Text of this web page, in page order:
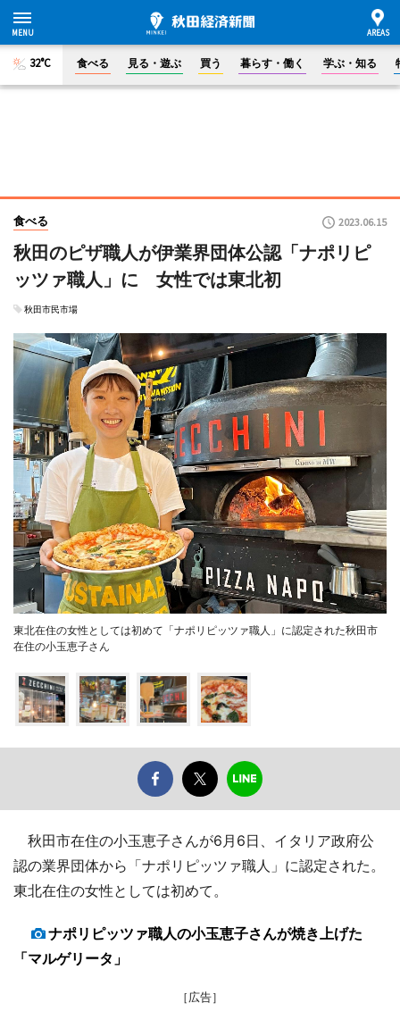
32°C 食べる 見る・遊ぶ 買う 暮らす・働く 学ぶ・知る
食べる 2023.06.15
秋田のピザ職人が伊業界団体公認「ナポリピ
ッツァ職人」に 女性では東北初
秋田市民市場
東北在住の女性としては初めて「ナポリピッツァ職人」に認定された秋田市
在住の小玉恵子さん
秋田市在住の小玉恵子さんが6月6日、イタリア政府公
認の業界団体から「ナポリピッツァ職人」に認定された。
東北在住の女性としては初めて。
ナポリピッツァ職人の小玉恵子さんが焼き上げた
「マルゲリータ」
［広告］